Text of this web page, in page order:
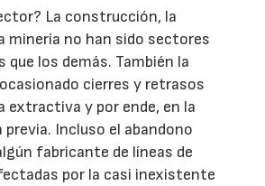
La construcción, la
minería no han sido sectores
que los demás. También la
cierres y retrasos
extractiva y por ende, en la
Incluso el abandono
fabricante de líneas de
por la casi inexistente